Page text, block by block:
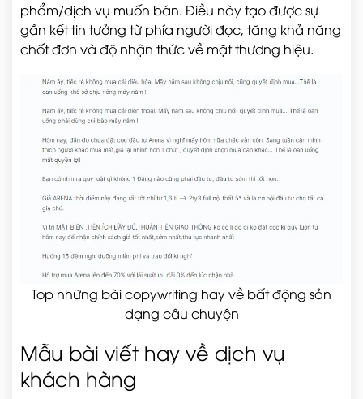
phẩm/dịch vụ muốn bán. Điều này tạo được sự
gắn kết tin tưởng từ phía người đọc, tăng khả năng
chốt đơn và độ nhận thức về mặt thương hiệu.
Top những bài copywriting hay về bất động sản
dạng câu chuyện
Mẫu bài viết hay về dịch vụ
khách hàng